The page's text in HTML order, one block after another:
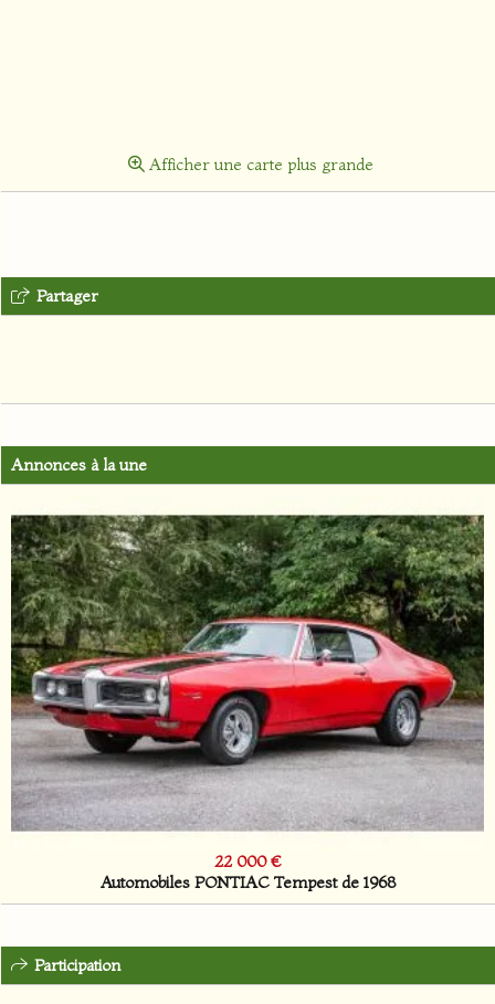
Partager
Annonces à la une
22 000 €
Automobiles PONTIAC Tempest de 1968
Participation
Afficher une carte plus grande